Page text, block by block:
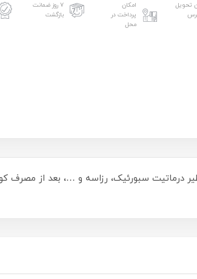
تحویل
امکان
پرداخت در
محل
۷ روز ضمانت
بازگشت
سبورئیک، رزاسه و …، بعد از مصرف